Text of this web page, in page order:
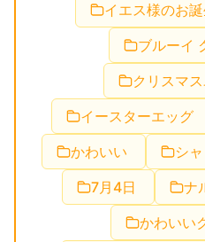
イエス様のお
ブルーイ
クリスマ
イースターエッグ
かわいい
シ
7月4日
ナ
かわいい